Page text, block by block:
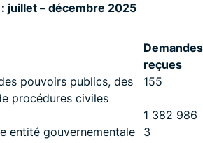
juillet – décembre 2025
Demandes
reçues
pouvoirs publics, des
procédures civiles
155
1 382 986
entité gouvernementale
3